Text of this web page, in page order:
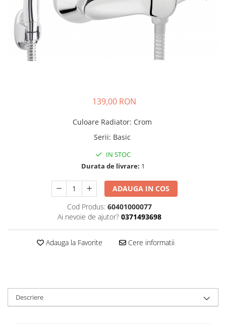
Pere dus
Cadite Dus
Capace WC
Raccorduri Flexibile
139,00 RON
Culoare Radiator: Crom
Serii: Basic
IN STOC
Durata de livrare: 1
ADAUGA IN COS
Cod Produs: 60401000077
Ai nevoie de ajutor? 0371493698
Adauga la Favorite Cere informatii
Descriere